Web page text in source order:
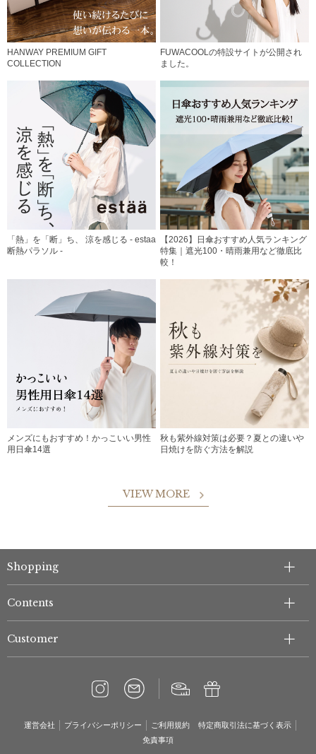
HANWAY PREMIUM GIFT
COLLECTION
FUWACOOLの特設サイトが公開され
ました。
「熱」を「断」ち、 涼を感じる - estaa
断熱パラソル -
【2026】日傘おすすめ人気ランキング
特集｜遮光100・晴雨兼用など徹底比
較！
メンズにもおすすめ！かっこいい男性
用日傘14選
秋も紫外線対策は必要？夏との違いや
日焼けを防ぐ方法を解説
VIEW MORE
Shopping
Contents
Customer
運営会社 プライバシーポリシー ご利用規約
特定商取引法に基づく表示
免責事項